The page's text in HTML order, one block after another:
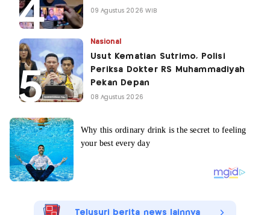
09 Agustus 2026 WIB
Nasional
Usut Kematian Sutrimo, Polisi
Periksa Dokter RS Muhammadiyah
Pekan Depan
08 Agustus 2026
Telusuri berita news lainnya